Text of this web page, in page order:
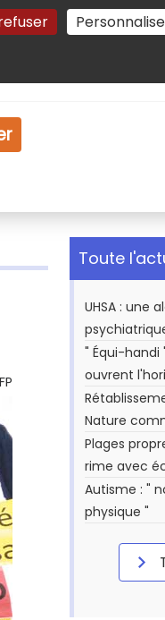
des cookies
Toute
UHSA : une
" Équi-handi
ouvrent
Nature
Plages
rime avec
Autisme : "
physique "